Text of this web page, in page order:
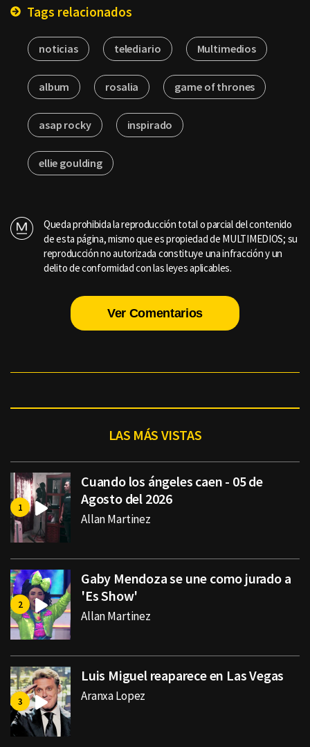
Tags relacionados
noticias telediario Multimedios
album rosalia game of thrones
asap rocky inspirado
ellie goulding
Queda prohibida la reproducción total o parcial del contenido
de esta página, mismo que es propiedad de MULTIMEDIOS; su
reproducción no autorizada constituye una infracción y un
delito de conformidad con las leyes aplicables.
Ver Comentarios
LAS MÁS VISTAS
Cuando los ángeles caen - 05 de
Agosto del 2026
Allan Martinez
Gaby Mendoza se une como jurado a
'Es Show'
Allan Martinez
Luis Miguel reaparece en Las Vegas
Aranxa Lopez